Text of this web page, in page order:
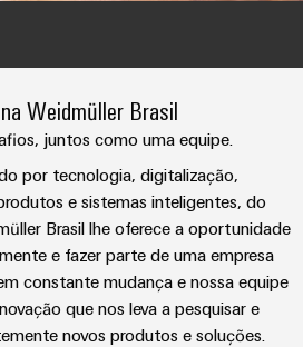
Brasil
Weidmüller Brasil
juntos como uma equipe.
por tecnologia, digitalização,
e sistemas inteligentes, do
Brasil lhe oferece a oportunidade
e fazer parte de uma empresa
constante mudança e nossa equipe
que nos leva a pesquisar e
novos produtos e soluções.